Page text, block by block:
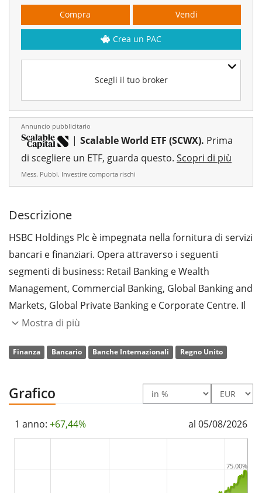
Scegli il tuo broker
Compra Vendi
Crea un PAC
Annuncio pubblicitario
| Scalable World ETF (SCWX). Prima
di scegliere un ETF, guarda questo. Scopri di più
Mess. Pubbl. Investire comporta rischi
Descrizione
HSBC Holdings Plc è impegnata nella fornitura di servizi
bancari e finanziari. Opera attraverso i seguenti
segmenti di business: Retail Banking e Wealth
Management, Commercial Banking, Global Banking and
Markets, Global Private Banking e Corporate Centre. Il
segmento Retail Banking and Wealth Management
patrimoniale, gestione degli asset e assicurazioni. Il
bancari. Il segmento Global Banking and Markets
comprende servizi di transaction banking,
finanziamento, consulenza, mercati dei capitali e
gestione del rischio. Il segmento Global Private Banking
consulenza, mercati dei capitali e gestione del rischio a
Mostra di più
Finanza Bancario Banche Internazionali Regno Unito
Grafico
1 anno: +67,44% al 05/08/2026
75.00%